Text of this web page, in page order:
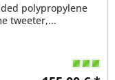
polypropylene
tweeter,...